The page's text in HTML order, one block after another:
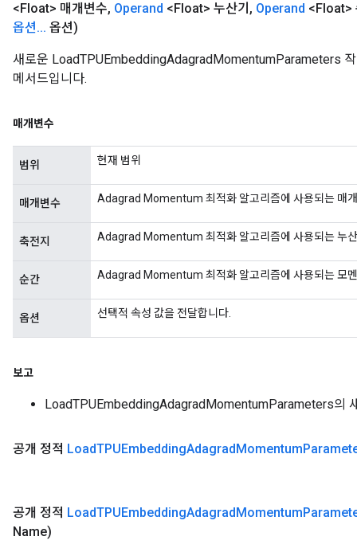
<Float> 매개변수, Operand <Float> 누산기 , Operand <Float>
옵션... 옵션)
새로운 LoadTPUEmbeddingAdagradMomentumParameters
메서드입니다.
매개변수
범위 현재 범위
매개변수 Adagrad Momentum 최적화 알고리즘에 사용되는 매
축전지 Adagrad Momentum 최적화 알고리즘에 사용되는 누
순간 Adagrad Momentum 최적화 알고리즘에 사용되는 모
옵션 선택적 속성 값을 전달합니다.
보고
LoadTPUEmbeddingAdagradMomentumParameters의
공개 정적 LoadTPUEmbeddingAdagradMomentum
공개 정적 LoadTPUEmbeddingAdagradMomentum
Name)